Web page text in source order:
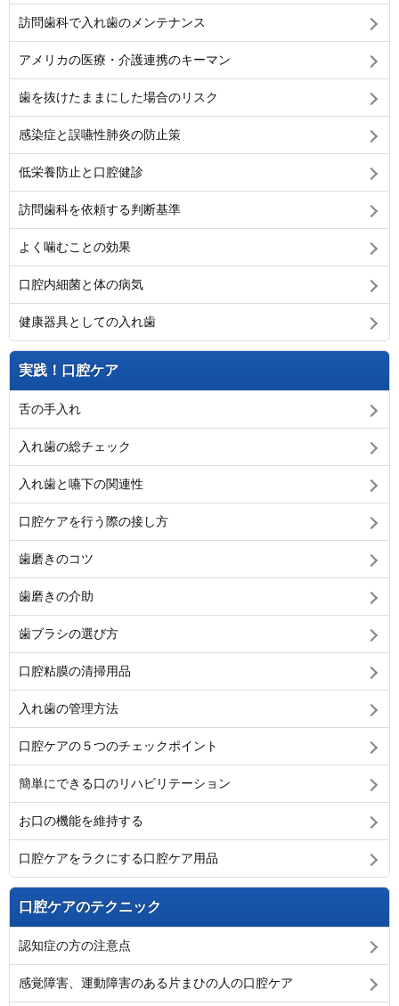
訪問歯科で入れ歯のメンテナンス
アメリカの医療・介護連携のキーマン
歯を抜けたままにした場合のリスク
感染症と誤嚥性肺炎の防止策
低栄養防止と口腔健診
訪問歯科を依頼する判断基準
よく噛むことの効果
口腔内細菌と体の病気
健康器具としての入れ歯
実践！口腔ケア
舌の手入れ
入れ歯の総チェック
入れ歯と嚥下の関連性
口腔ケアを行う際の接し方
歯磨きのコツ
歯磨きの介助
歯ブラシの選び方
口腔粘膜の清掃用品
入れ歯の管理方法
口腔ケアの５つのチェックポイント
簡単にできる口のリハビリテーション
お口の機能を維持する
口腔ケアをラクにする口腔ケア用品
口腔ケアのテクニック
認知症の方の注意点
感覚障害、運動障害のある片まひの人の口腔ケア